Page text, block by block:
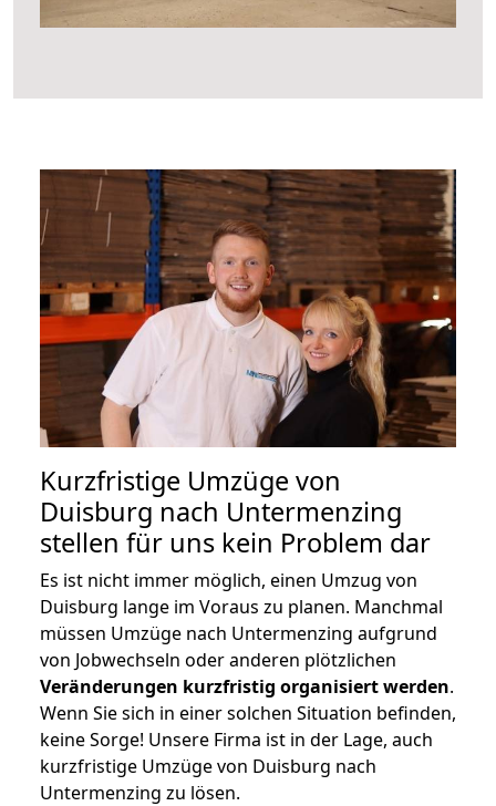
Kurzfristige Umzüge von
Duisburg nach Untermenzing
stellen für uns kein Problem dar
Es ist nicht immer möglich, einen Umzug von
Duisburg lange im Voraus zu planen. Manchmal
müssen Umzüge nach Untermenzing aufgrund
von Jobwechseln oder anderen plötzlichen
Veränderungen kurzfristig organisiert werden.
Wenn Sie sich in einer solchen Situation befinden,
keine Sorge! Unsere Firma ist in der Lage, auch
kurzfristige Umzüge von Duisburg nach
Untermenzing zu lösen.